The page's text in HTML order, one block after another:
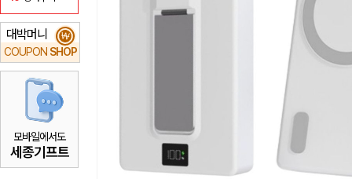
대박머니
COUPON SHOP
₩
모바일에서도
세종기프트